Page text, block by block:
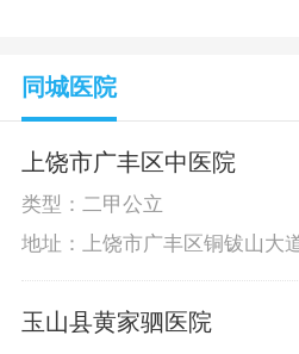
同城医院
上饶市广丰区中医院
类型：二甲公立
地址：上饶市广丰区铜钹山大
玉山县黄家驷医院